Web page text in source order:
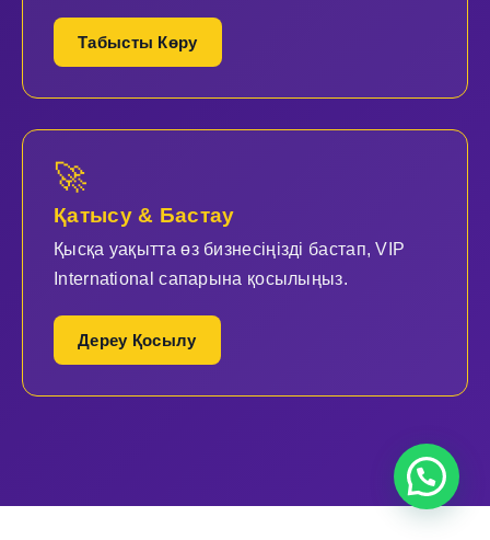
Табысты Көру
🚀
Қатысу & Бастау
Қысқа уақытта өз бизнесіңізді бастап, VIP
International сапарына қосылыңыз.
Дереу Қосылу